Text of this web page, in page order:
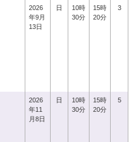
2026
年9月
13日
日
10時
30分
15時
20分
3
2026
年11
月8日
日
10時
30分
15時
20分
5